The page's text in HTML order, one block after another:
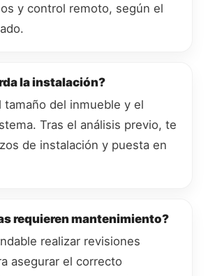
y control remoto, según el
la instalación?
tamaño del inmueble y el
Tras el análisis previo, te
de instalación y puesta en
requieren mantenimiento?
realizar revisiones
asegurar el correcto